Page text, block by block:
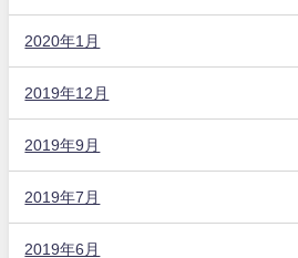
2020年1月
2019年12月
2019年9月
2019年7月
2019年6月